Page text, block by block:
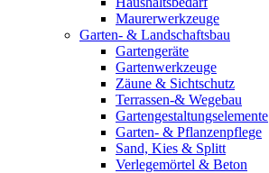
Maurerwerkzeuge
Garten- & Landschaftsbau
Gartengeräte
Gartenwerkzeuge
Zäune & Sichtschutz
Terrassen-& Wegebau
Gartengestaltungselemente
Garten- & Pflanzenpflege
Sand, Kies & Splitt
Verlegemörtel & Beton